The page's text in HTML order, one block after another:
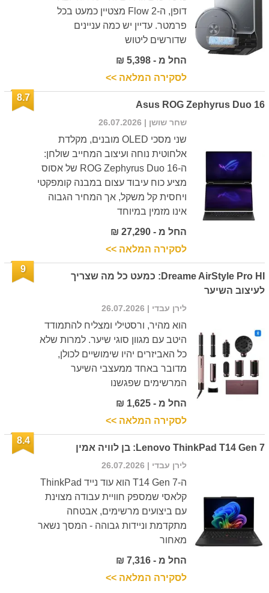
דופן, ה-Flow 2 מצטיין כמעט בכל
פרמטר. עדיין יש כמה עניינים
שדורשים ליטוש
החל מ - 5,398 ₪
לסקירה המלאה >>
Asus ROG Zephyrus Duo 16
8.7
שחר שושן | 26.07.2026
שני מסכי OLED מובנים, מקלדת
אלחוטית נוחה ועיצוב המחייב שולחן:
ה-ROG Zephyrus Duo 16 של אסוס
מציע כוח עיבוד עצום במבנה קומפקטי
ויחסית קל משקל, אך המחיר הגבוה
אינו מזמין במיוחד
החל מ - 27,290 ₪
לסקירה המלאה >>
Dreame AirStyle Pro HI: כמעט כל מה שצריך
לעיצוב השיער
9
לירן עבדי | 26.07.2026
הוא מהיר, ורסטילי ומצליח להתמודד
היטב עם מגוון סוגי שיער. למרות שלא
כל האביזרים יהיו שימושיים לכולן,
מדובר באחד ממעצבי השיער
המרשימים שפגשנו
החל מ - 1,625 ₪
לסקירה המלאה >>
Lenovo ThinkPad T14 Gen 7: בן לוויה אמין
8.4
לירן עבדי | 26.07.2026
ה-T14 Gen 7 הוא עוד נייד ThinkPad
קלאסי שמספק חוויית עבודה מצוינת
עם ביצועים מרשימים, אבטחה
מתקדמת וניידות גבוהה - המסך נשאר
מאחור
החל מ - 7,316 ₪
לסקירה המלאה >>